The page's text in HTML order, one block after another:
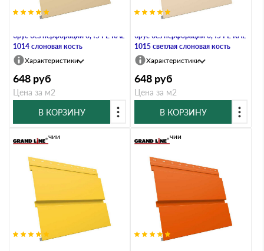
брус без перфорации 0,45 PE RAL
1014 слоновая кость
Характеристики
648 руб
Цена за м2
В КОРЗИНУ
брус без перфорации 0,45 PE RAL
1015 светлая слоновая кость
Характеристики
648 руб
Цена за м2
В КОРЗИНУ
В наличии В наличии